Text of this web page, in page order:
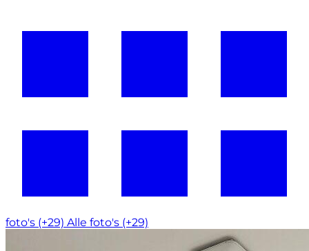
foto's (+29) Alle foto's (+29)